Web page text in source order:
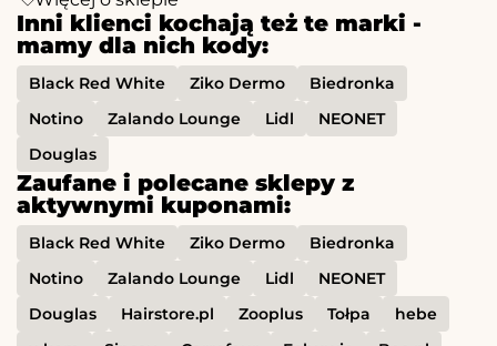
Inni klienci kochają też te marki -
mamy dla nich kody:
Black Red White Ziko Dermo
Biedronka
Notino
Zalando Lounge Lidl
NEONET
Douglas
Zaufane i polecane sklepy z
aktywnymi kuponami:
Black Red White Ziko Dermo
Biedronka
Notino
Zalando Lounge Lidl
NEONET
Douglas
Hairstore.pl Zooplus Tołpa
hebe